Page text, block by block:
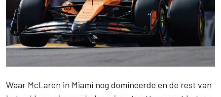
Waar McLaren in Miami nog domineerde en de rest van